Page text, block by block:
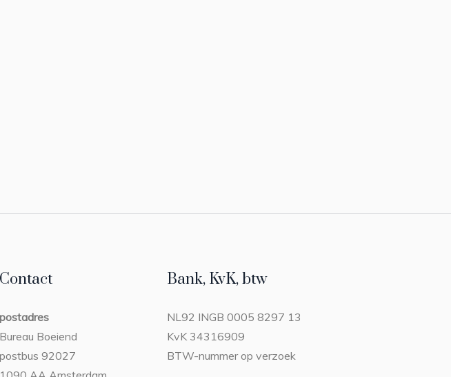
Contact
postadres
Bureau Boeiend
postbus 92027
Bank, KvK, btw
NL92 INGB 0005 8297 13
KvK 34316909
BTW-nummer op verzoek